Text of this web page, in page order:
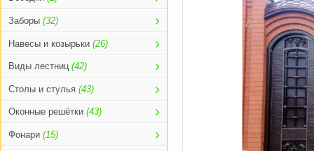
Заборы (32)
Навесы и козырьки (26)
Виды лестниц (42)
Столы и стулья (43)
Оконные решётки (43)
Фонари (15)